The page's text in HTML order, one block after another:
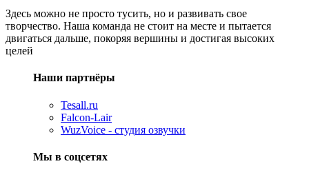
Здесь можно не просто тусить, но и развивать свое
творчество. Наша команда не стоит на месте и пытается
двигаться дальше, покоряя вершины и достигая высоких
целей
Наши партнёры
Tesall.ru
Falcon-Lair
WuzVoice - студия озвучки
Мы в соцсетях